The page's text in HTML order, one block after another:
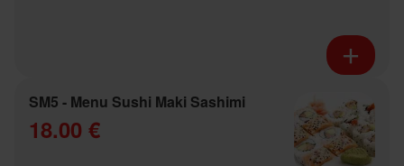
SM5 - Menu Sushi Maki Sashimi
18.00 €